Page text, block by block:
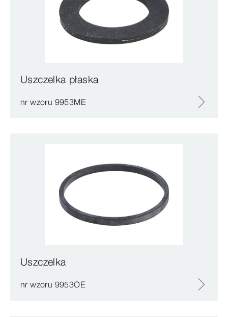
Uszczelka płaska
nr wzoru 9953ME
Uszczelka
nr wzoru 9953OE